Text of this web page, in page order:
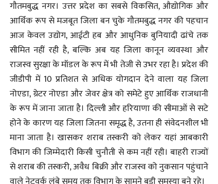
गौतमबुद्ध नगर। उत्तर प्रदेश का सबसे विकसित, औद्योगिक और
आर्थिक रूप से मजबूत जिला बन चुके गौतमबुद्ध नगर की पहचान
आज केवल उद्योग, आईटी हब और आधुनिक बुनियादी ढांचे तक
सीमित नहीं रही है, बल्कि अब यह जिला कानून व्यवस्था और
राजस्व सुरक्षा के मॉडल के रूप में भी तेजी से उभर रहा है। प्रदेश की
जीडीपी में 10 प्रतिशत से अधिक योगदान देने वाला यह जिला
नोएडा, ग्रेटर नोएडा और जेवर क्षेत्र को समेटे हुए आर्थिक राजधानी
के रूप में जाना जाता है। दिल्ली और हरियाणा की सीमाओं से सटे
होने के कारण यह जिला जितना समृद्ध है, उतना ही संवेदनशील भी
माना जाता है। खासकर शराब तस्करी को लेकर यहां आबकारी
विभाग की जिम्मेदारी किसी चुनौती से कम नहीं रही। बाहरी राज्यों
से शराब की तस्करी, अवैध बिक्री और राजस्व को नुकसान पहुंचाने